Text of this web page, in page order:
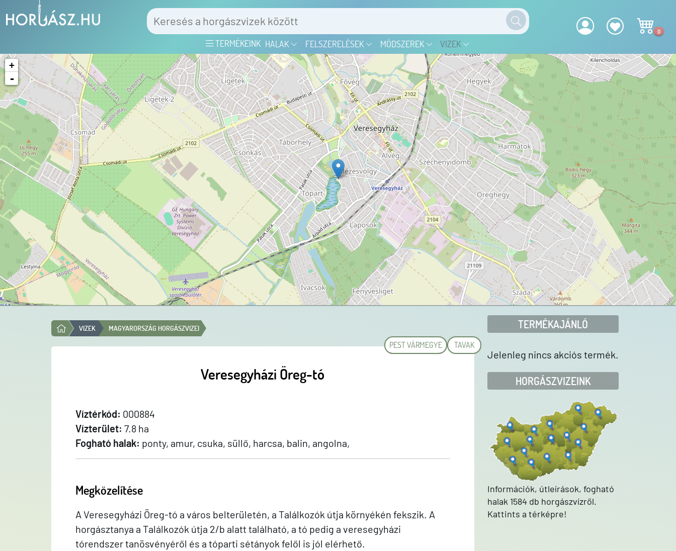
TERMÉKEINK HALAK FELSZERELÉSEK MÓDSZEREK VIZEK
0
+
-
VIZEK MAGYARORSZÁG HORGÁSZVIZEI
PEST VÁRMEGYE TAVAK
Veresegyházi Öreg-tó
Víztérkód: 000884
Vízterület: 7.8 ha
Fogható halak: ponty, amur, csuka, süllő, harcsa, balin, angolna,
Megközelítése
A Veresegyházi Öreg-tó a város belterületén, a Találkozók útja környékén fekszik. A
horgásztanya a Találkozók útja 2/b alatt található, a tó pedig a veresegyházi
tórendszer tanösvényéről és a tóparti sétányok felől is jól elérhető.
TERMÉKAJÁNLÓ
Jelenleg nincs akciós termék.
HORGÁSZVIZEINK
Információk, útleírások, fogható
halak 1584 db horgászvízről.
Kattints a térképre!